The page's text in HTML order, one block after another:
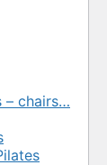
– chairs…